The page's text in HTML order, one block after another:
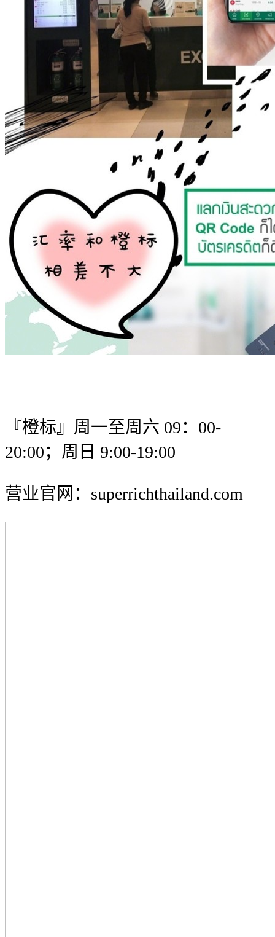
『橙标』周一至周六 09：00-
20:00；周日 9:00-19:00
营业官网：superrichthailand.com